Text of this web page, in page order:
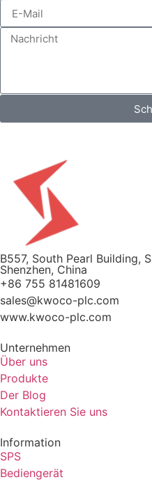
B557, South Pearl Building,
Shenzhen, China
+86 755 81481609
sales@kwoco-plc.com
www.kwoco-plc.com
Unternehmen
Über uns
Produkte
Der Blog
Kontaktieren Sie uns
Information
SPS
Bediengerät